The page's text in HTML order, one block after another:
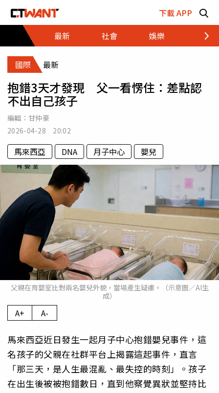
下載 APP
最新
社會 娛樂 財經
國際 最新
抱錯3天才發現 父一看愣住：差點認
不出自己孩子
編輯： 甘仲豪
2026-04-28 20:02
馬來西亞 DNA 月子中心 嬰兒
父親在育嬰室比對兩名嬰兒外貌，當場產生疑慮。（示意圖／AI生
成）
A+ A-
馬來西亞近日發生一起月子中心抱錯嬰兒事件，這
名孩子的父親在社群平台上揭露這起事件，直言
「那三天，是人生最混亂、最失控的時刻」。孩子
在出生後被被抱錯數日，直到他察覺異狀並堅持比